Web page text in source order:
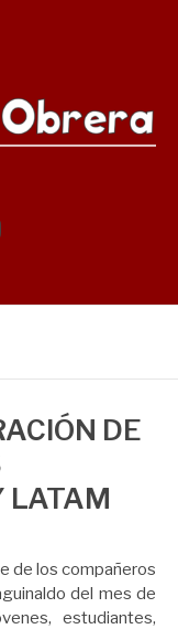
Instagram
DE
LATAM
de los compañeros
del mes de
estudiantes,